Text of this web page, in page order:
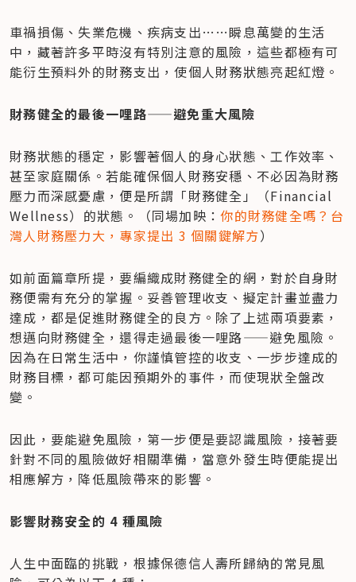
車禍損傷、失業危機、疾病支出……瞬息萬變的生活
中，藏著許多平時沒有特別注意的風險，這些都極有可
能衍生預料外的財務支出，使個人財務狀態亮起紅燈。
財務健全的最後一哩路——避免重大風險
財務狀態的穩定，影響著個人的身心狀態、工作效率、
甚至家庭關係。若能確保個人財務安穩、不必因為財務
壓力而深感憂慮，便是所謂「財務健全」（Financial
Wellness）的狀態。（同場加映：你的財務健全嗎？台
灣人財務壓力大，專家提出 3 個關鍵解方）
如前面篇章所提，要編織成財務健全的網，對於自身財
務便需有充分的掌握。妥善管理收支、擬定計畫並盡力
達成，都是促進財務健全的良方。除了上述兩項要素，
想邁向財務健全，還得走過最後一哩路——避免風險。
因為在日常生活中，你謹慎管控的收支、一步步達成的
財務目標，都可能因預期外的事件，而使現狀全盤改
變。
因此，要能避免風險，第一步便是要認識風險，接著要
針對不同的風險做好相關準備，當意外發生時便能提出
相應解方，降低風險帶來的影響。
影響財務安全的 4 種風險
人生中面臨的挑戰，根據保德信人壽所歸納的常見風